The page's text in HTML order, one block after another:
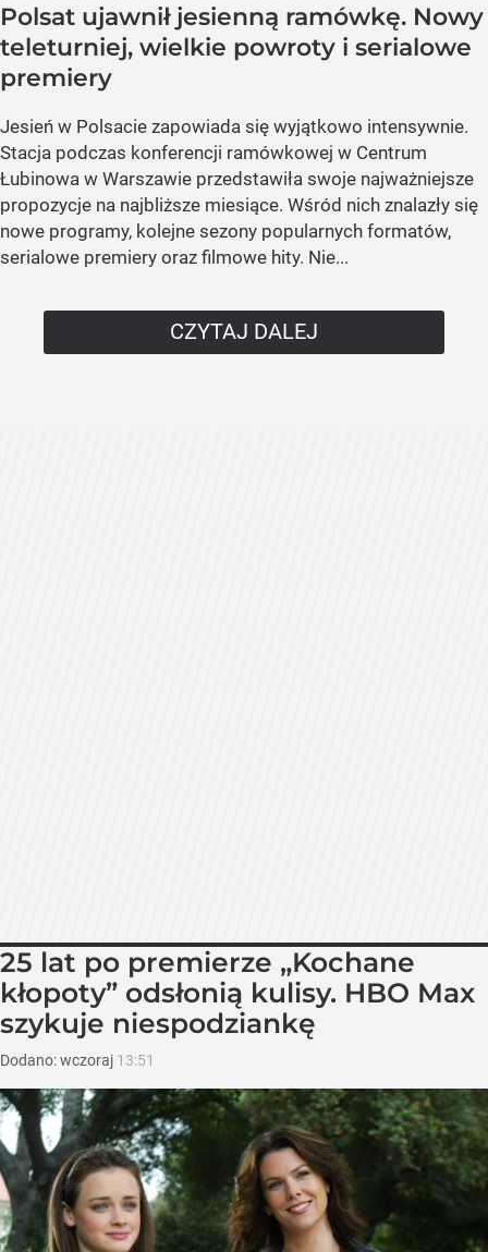
Polsat ujawnił jesienną ramówkę. Nowy
teleturniej, wielkie powroty i serialowe
premiery
Jesień w Polsacie zapowiada się wyjątkowo intensywnie.
Stacja podczas konferencji ramówkowej w Centrum
Łubinowa w Warszawie przedstawiła swoje najważniejsze
propozycje na najbliższe miesiące. Wśród nich znalazły się
nowe programy, kolejne sezony popularnych formatów,
serialowe premiery oraz filmowe hity. Nie...
CZYTAJ DALEJ
25 lat po premierze „Kochane
kłopoty” odsłonią kulisy. HBO Max
szykuje niespodziankę
Dodano:wczoraj 13:51